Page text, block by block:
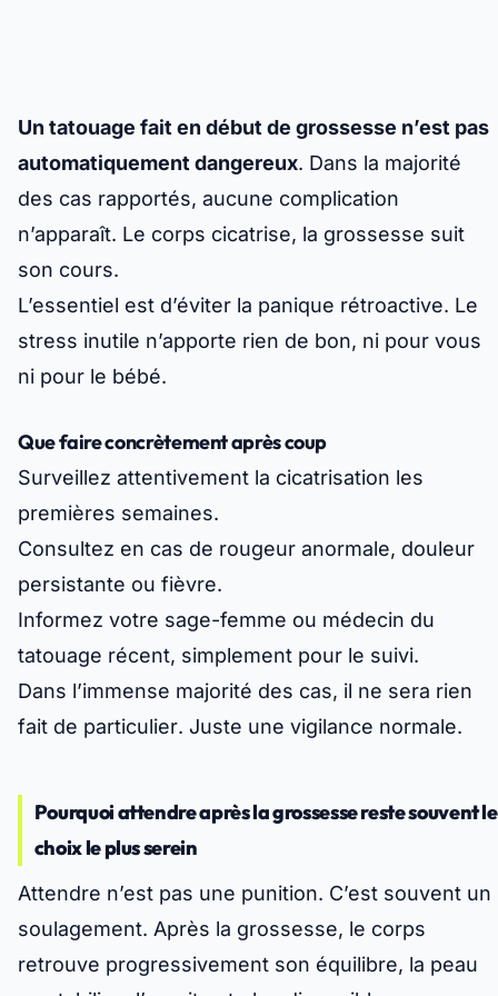
Un tatouage fait en début de grossesse n’est pas
automatiquement dangereux. Dans la majorité
des cas rapportés, aucune complication
n’apparaît. Le corps cicatrise, la grossesse suit
son cours.
L’essentiel est d’éviter la panique rétroactive. Le
stress inutile n’apporte rien de bon, ni pour vous
ni pour le bébé.
Que faire concrètement après coup
Surveillez attentivement la cicatrisation les
premières semaines.
Consultez en cas de rougeur anormale, douleur
persistante ou fièvre.
Informez votre sage-femme ou médecin du
tatouage récent, simplement pour le suivi.
Dans l’immense majorité des cas, il ne sera rien
fait de particulier. Juste une vigilance normale.
Pourquoi attendre après la grossesse reste souvent le
choix le plus serein
Attendre n’est pas une punition. C’est souvent un
soulagement. Après la grossesse, le corps
retrouve progressivement son équilibre, la peau